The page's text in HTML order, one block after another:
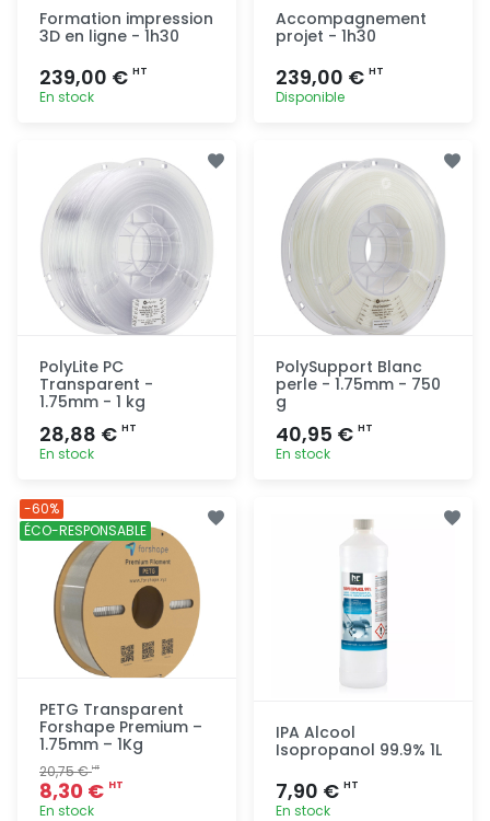
Formation impression
3D en ligne - 1h30
239,00 € HT
En stock
rapide
Accompagnement
projet - 1h30
239,00 € HT
Disponible
rapide
PolyLite PC
Transparent -
1.75mm - 1 kg
28,88 € HT
En stock
rapide
PolySupport Blanc
perle - 1.75mm - 750
g
40,95 € HT
En stock
rapide
PETG Transparent
Forshape Premium –
1.75mm – 1Kg
20,75 €HT
8,30 € HT
En stock
-60%
ÉCO-RESPONSABLE
IPA Alcool
Isopropanol 99.9% 1L
7,90 € HT
En stock